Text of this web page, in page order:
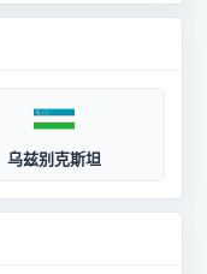
乌兹别克斯坦